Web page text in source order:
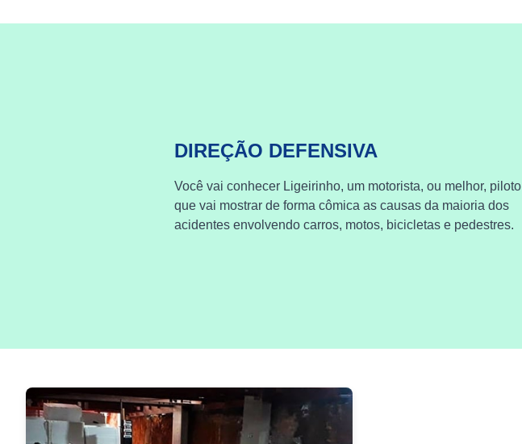
DIREÇÃO DEFENSIVA
Você vai conhecer Ligeirinho, um motorista, ou melhor, piloto
que vai mostrar de forma cômica as causas da maioria dos
acidentes envolvendo carros, motos, bicicletas e pedestres.